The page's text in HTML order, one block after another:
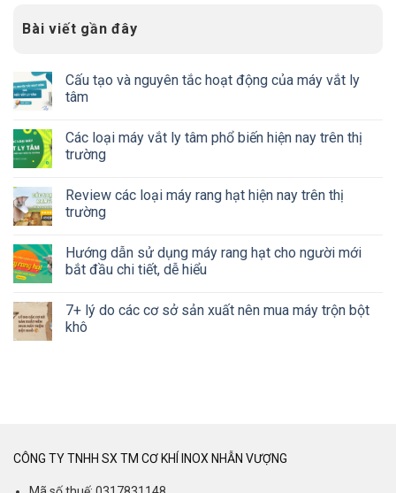
Bài viết gần đây
Cấu tạo và nguyên tắc hoạt động của máy vắt ly
tâm
Các loại máy vắt ly tâm phổ biến hiện nay trên thị
trường
Review các loại máy rang hạt hiện nay trên thị
trường
Hướng dẫn sử dụng máy rang hạt cho người mới
bắt đầu chi tiết, dễ hiểu
7+ lý do các cơ sở sản xuất nên mua máy trộn bột
khô
CÔNG TY TNHH SX TM CƠ KHÍ INOX NHẪN VƯỢNG